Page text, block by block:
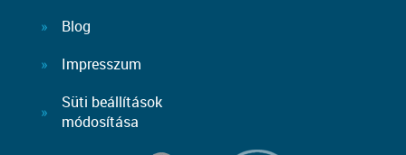
Blog
Impresszum
Süti beállítások
módosítása